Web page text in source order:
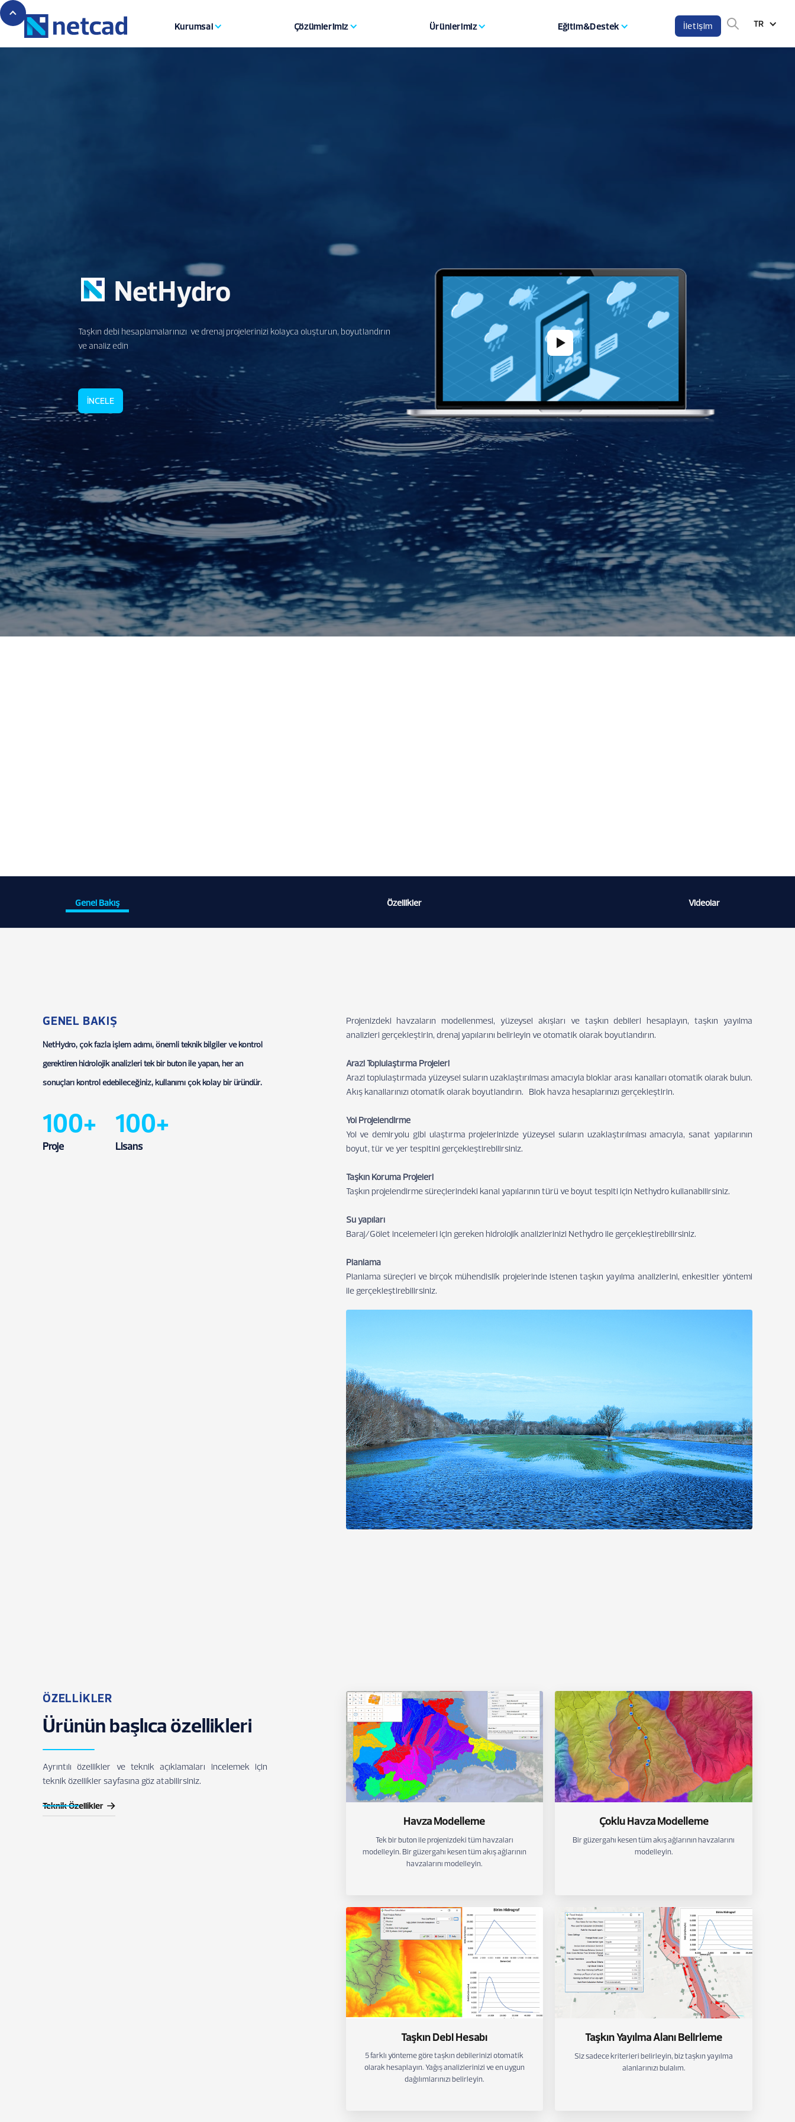
Kurumsal Çözümlerimiz Ürünlerimiz Eğitim&Destek İletişim TR
NetHydro
Taşkın debi hesaplamalarınızı ve drenaj projelerinizi kolayca oluşturun, boyutlandırın
ve analiz edin
İNCELE
Genel Bakış Özellikler Videolar
GENEL BAKIŞ
NetHydro, çok fazla işlem adımı, önemli teknik bilgiler ve kontrol
gerektiren hidrolojik analizleri tek bir buton ile yapan, her an
sonuçları kontrol edebileceğiniz, kullanımı çok kolay bir üründür.
100+
Proje
100+
Lisans
Projenizdeki havzaların modellenmesi, yüzeysel akışları ve taşkın debileri hesaplayın, taşkın yayılma
analizleri gerçekleştirin, drenaj yapılarını belirleyin ve otomatik olarak boyutlandırın.
Arazi Toplulaştırma Projeleri
Arazi toplulaştırmada yüzeysel suların uzaklaştırılması amacıyla bloklar arası kanalları otomatik olarak bulun.
Akış kanallarınızı otomatik olarak boyutlandırın. Blok havza hesaplarınızı gerçekleştirin.
Yol Projelendirme
Yol ve demiryolu gibi ulaştırma projelerinizde yüzeysel suların uzaklaştırılması amacıyla, sanat yapılarının
boyut, tür ve yer tespitini gerçekleştirebilirsiniz.
Taşkın Koruma Projeleri
Taşkın projelendirme süreçlerindeki kanal yapılarının türü ve boyut tespiti için Nethydro kullanabilirsiniz.
Su yapıları
Baraj/Gölet incelemeleri için gereken hidrolojik analizlerinizi Nethydro ile gerçekleştirebilirsiniz.
Planlama
Planlama süreçleri ve birçok mühendislik projelerinde istenen taşkın yayılma analizlerini, enkesitler yöntemi
ile gerçekleştirebilirsiniz.
ÖZELLİKLER
Ürünün başlıca özellikleri
Ayrıntılı özellikler ve teknik açıklamaları incelemek için
teknik özellikler sayfasına göz atabilirsiniz.
Teknik Özellikler
Havza Modelleme
Tek bir buton ile projenizdeki tüm havzaları
modelleyin. Bir güzergahı kesen tüm akış ağlarının
havzalarını modelleyin.
Çoklu Havza Modelleme
Bir güzergahı kesen tüm akış ağlarının havzalarını
modelleyin.
Taşkın Debi Hesabı
5 farklı yönteme göre taşkın debilerinizi otomatik
olarak hesaplayın. Yağış analizlerinizi ve en uygun
dağılımlarınızı belirleyin.
Taşkın Yayılma Alanı Belirleme
Siz sadece kriterleri belirleyin, biz taşkın yayılma
alanlarınızı bulalım.